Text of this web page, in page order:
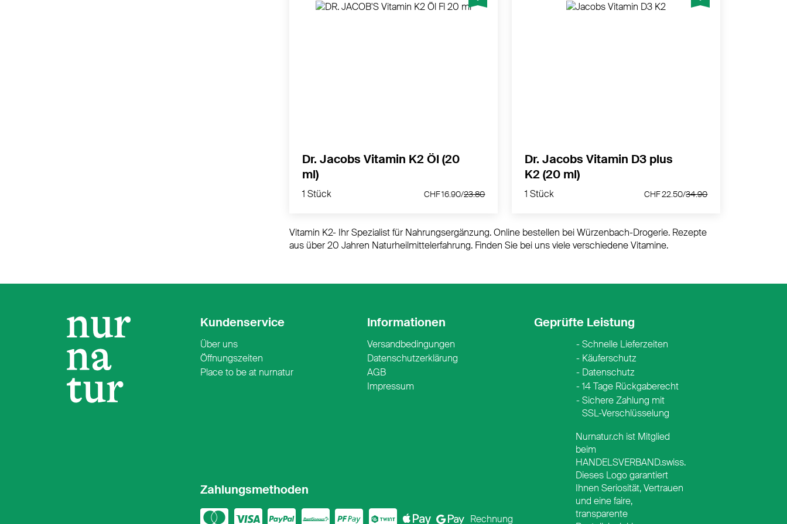
Dr. Jacobs Vitamin K2 Öl (20
ml)
1 Stück CHF 16.90/23.80
1 Stück
Dr. Jacobs Vitamin D3 plus
K2 (20 ml)
1 Stück CHF 22.50/34.90
Vitamin K2- Ihr Spezialist für Nahrungsergänzung. Online bestellen bei Würzenbach-Drogerie. Rezepte
aus über 20 Jahren Naturheilmittelerfahrung. Finden Sie bei uns viele verschiedene Vitamine.
Kundenservice
Über uns
Öffnungszeiten
Place to be at nurnatur
Informationen
Versandbedingungen
Datenschutzerklärung
AGB
Impressum
Geprüfte Leistung
Schnelle Lieferzeiten
Käuferschutz
Datenschutz
14 Tage Rückgaberecht
Sichere Zahlung mit
SSL-Verschlüsselung
Zahlungsmethoden
Mastercard
VisaPayPal
PostFinance
PostFinance Pay
TwintApplePay
Google Pay
Rechnung
Nurnatur.ch ist Mitglied
beim
HANDELSVERBAND.swiss.
Dieses Logo garantiert
Ihnen Seriosität, Vertrauen
und eine faire,
transparente